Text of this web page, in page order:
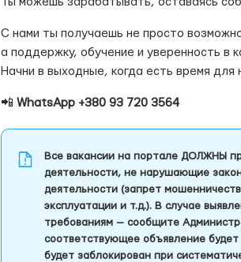
С нами ты получаешь не просто
а поддержку, обучение и уверенность в
Начни в выходные, когда есть время для
📲 WhatsApp +380 93 720 3564
Все вакансии на портале ДОЛЖНЫ
деятельности, не нарушающие
деятельности (запрет
эксплуатации и т.д.). В случае
требованиям — сообщите
соответствующее объявление
будет заблокирован при